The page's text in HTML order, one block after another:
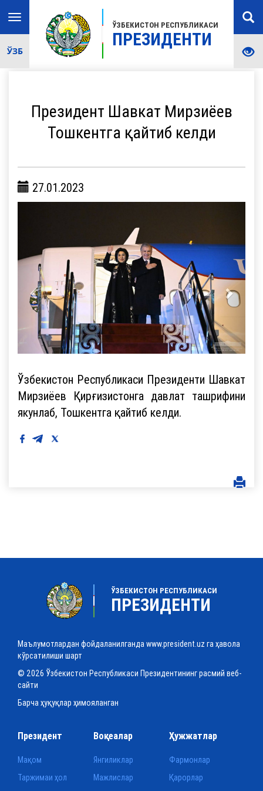
ЎЗБЕКИСТОН РЕСПУБЛИКАСИ
ПРЕЗИДЕНТИ
Toggle
navigation
ЎЗБ
Президент Шавкат Мирзиёев
Тошкентга қайтиб келди
27.01.2023
Ўзбекистон Республикаси Президенти Шавкат
Мирзиёев Қирғизистонга давлат ташрифини
якунлаб, Тошкентга қайтиб келди.
ЎЗБЕКИСТОН РЕСПУБЛИКАСИ
ПРЕЗИДЕНТИ
Маълумотлардан фойдаланилганда www.president.uz га ҳавола
кўрсатилиши шарт
© 2026 Ўзбекистон Республикаси Президентининг расмий веб-
сайти
Барча ҳуқуқлар ҳимояланган
Президент
Мақом
Таржимаи ҳол
Воқеалар
Янгиликлар
Мажлислар
Ҳужжатлар
Фармонлар
Қарорлар